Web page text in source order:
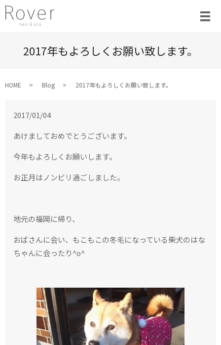
2017年もよろしくお願い致します。
HOME Blog 2017年もよろしくお願い致します。
2017/01/04
あけましておめでとうございます。
今年もよろしくお願いします。
お正月はノンビリ過ごしました。
地元の福岡に帰り、
おばさんに会い、もこもこの冬毛になっている柴犬のはな
ちゃんに会ったり^o^